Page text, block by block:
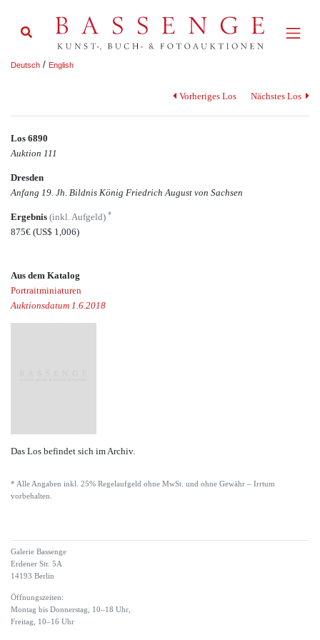
Deutsch / English
Vorheriges Los Nächstes Los
Los 6890
Auktion 111
Dresden
Anfang 19. Jh. Bildnis König Friedrich August von Sachsen
Ergebnis (inkl. Aufgeld) *
875€ (US$ 1,006)
Aus dem Katalog
Portraitminiaturen
Auktionsdatum 1.6.2018
Das Los befindet sich im Archiv.
* Alle Angaben inkl. 25% Regelaufgeld ohne MwSt. und ohne Gewähr – Irrtum
vorbehalten.
Galerie Bassenge
Erdener Str. 5A
14193 Berlin
Öffnungszeiten:
Montag bis Donnerstag, 10–18 Uhr,
Freitag, 10–16 Uhr